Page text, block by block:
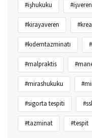
#işhukuku #işveren
#kirayaveren
#kıdemtazminatı
#malpraktis
#mirashukuku
#sigorta tespiti
#tazminat #tespit